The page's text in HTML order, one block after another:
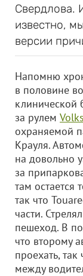
Свердлова.
известно,
версии
Напомню
в половине
клинической
за рулем
охраняемой
Крауля.
на довольно
за
там остается
так что
части.
пешеход. В
что второму
проехать,
между